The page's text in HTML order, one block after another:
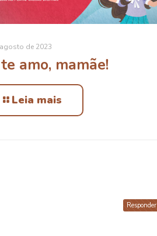
de 2023
amo, mamãe!
Leia mais
Responder